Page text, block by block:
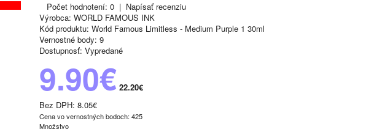
Počet hodnotení: 0 | Napísať recenziu
Výrobca: WORLD FAMOUS INK
Kód produktu: World Famous Limitless - Medium Purple 1 30ml
Vernostné body: 9
Dostupnosť: Vypredané
9.90€ 22.20€
Bez DPH: 8.05€
Cena vo vernostných bodoch: 425
Množstvo